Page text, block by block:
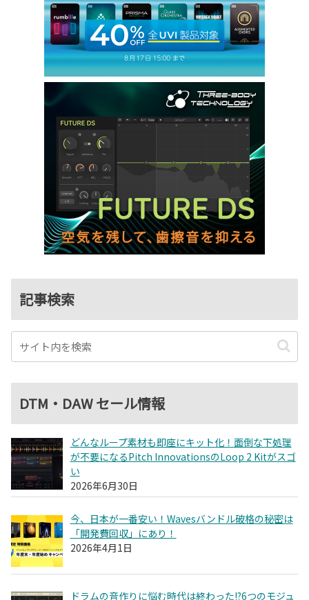
記事検索
DTM・DAW セール情報
どんなループ素材も即座にキット化！面倒な下処理
が不要になるPitch InnovationsのLoop 2 Kitがスゴ
い
2026年6月30日
今、日本が一番安い！Wavesバンドル破格の秘密は
「開発費回収」にあり！
2026年4月1日
ドラムの音作りに悩む時代は終わった!?6つのモジュ